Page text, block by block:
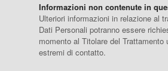
Informazioni non contenute in
Ulteriori informazioni in relazione al
Dati Personali potranno essere
momento al Titolare del Trattamento
estremi di contatto.